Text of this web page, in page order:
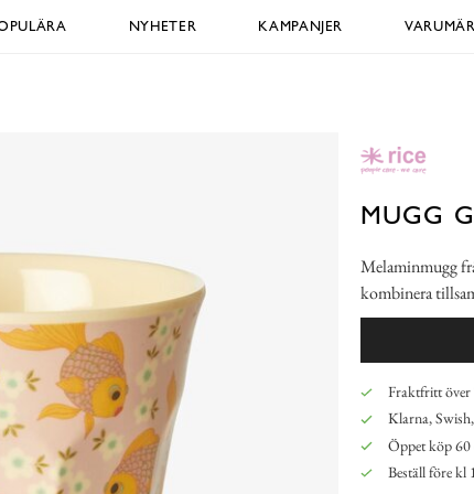
NYHETER KAMPANJER
MUGG
Melaminmugg
kombinera
Fraktfritt över
Klarna,
Öppet köp 60
Beställ före kl